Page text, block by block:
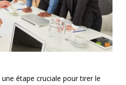
une étape cruciale pour tirer le